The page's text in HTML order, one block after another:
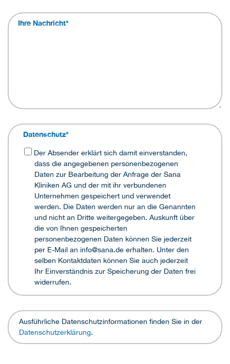
Ihre Nachricht*
Datenschutz*
dass die angegebenen personenbezogenen
Daten zur Bearbeitung der Anfrage der Sana
Kliniken AG und der mit ihr verbundenen
Unternehmen gespeichert und verwendet
werden. Die Daten werden nur an die Genannten
und nicht an Dritte weitergegeben. Auskunft über
die von Ihnen gespeicherten
personenbezogenen Daten können Sie jederzeit
per E-Mail an info@sana.de erhalten. Unter den
selben Kontaktdaten können Sie auch jederzeit
Ihr Einverständnis zur Speicherung der Daten frei
widerrufen.
Ausführliche Datenschutzinformationen finden Sie in der
Datenschutzerklärung.